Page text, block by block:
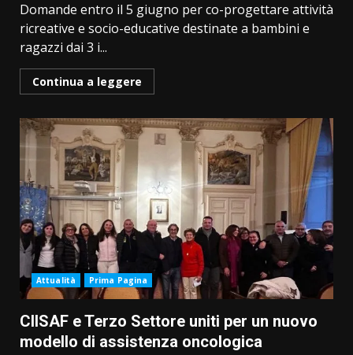
Domande entro il 5 giugno per co-progettare attività
ricreative e socio-educative destinate a bambini e
ragazzi dai 3 i...
Continua a leggere
Attualità Prima Pagina
CIISAF e Terzo Settore uniti per un nuovo
modello di assistenza oncologica